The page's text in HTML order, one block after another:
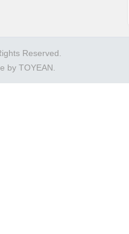
Reserved.
by TOYEAN